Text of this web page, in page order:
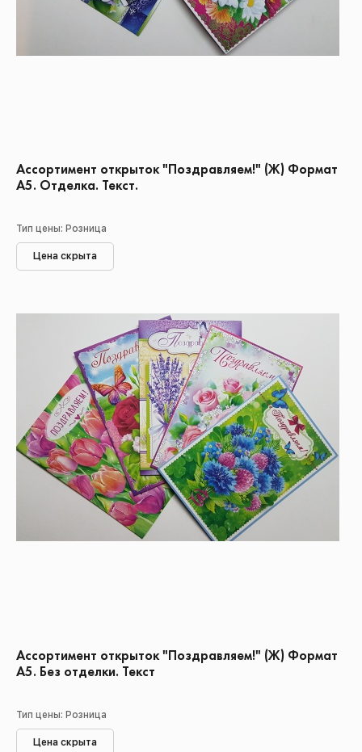
Ассортимент открыток "Поздравляем!" (Ж) Формат
А5. Отделка. Текст.
Тип цены: Розница
Цена скрыта
Ассортимент открыток "Поздравляем!" (Ж) Формат
А5. Без отделки. Текст
Тип цены: Розница
Цена скрыта